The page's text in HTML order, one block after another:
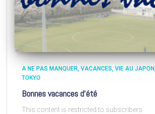
A NE PAS MANQUER VACANCES VIE AU JAPON
TOKYO
Bonnes vacances d’été
This content is restricted to subscribers